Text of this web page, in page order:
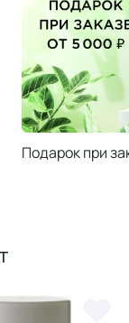
Подарок при